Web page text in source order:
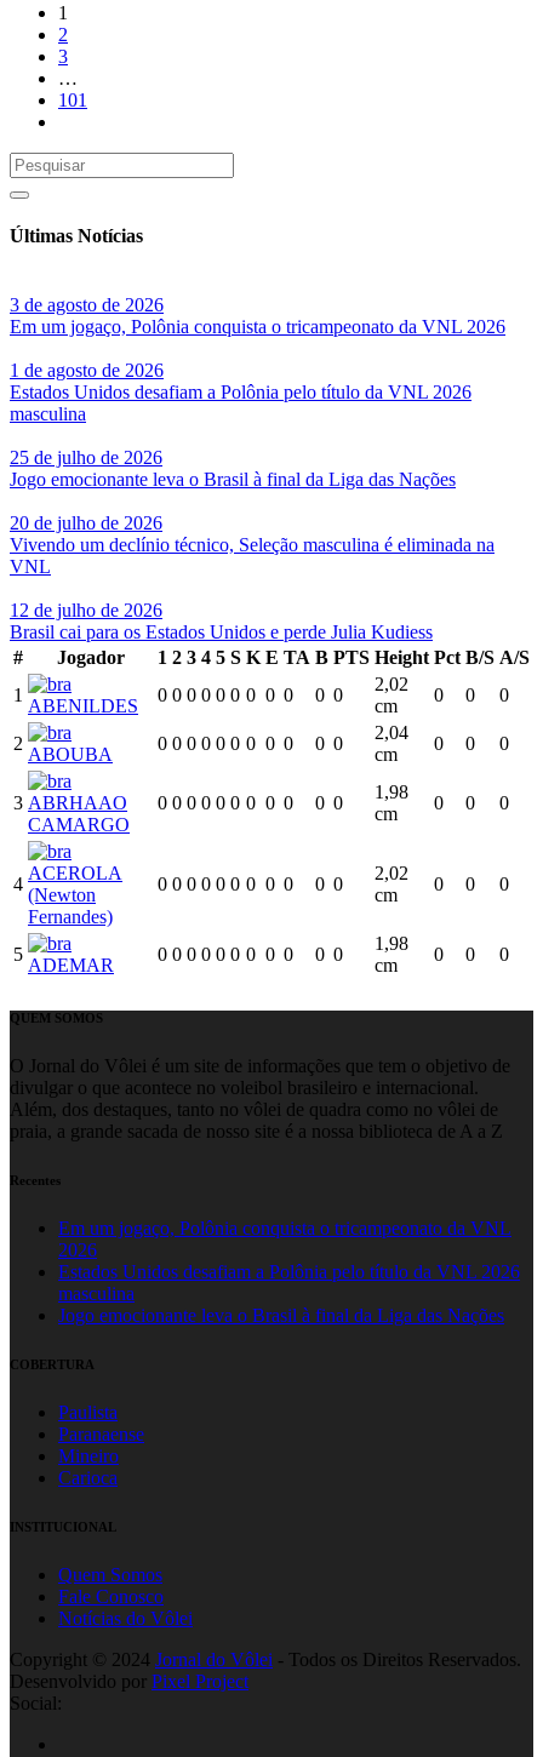
1
2
3
…
101
Últimas Notícias
3 de agosto de 2026
Em um jogaço, Polônia conquista o tricampeonato da VNL 2026
1 de agosto de 2026
Estados Unidos desafiam a Polônia pelo título da VNL 2026
masculina
25 de julho de 2026
Jogo emocionante leva o Brasil à final da Liga das Nações
20 de julho de 2026
Vivendo um declínio técnico, Seleção masculina é eliminada na
VNL
12 de julho de 2026
Brasil cai para os Estados Unidos e perde Julia Kudiess
#
Jogador 1 2 3 4 5 S K E TA B PTS Height Pct B/S A/S
1
ABENILDES
0 0 0 0 0 0 0 0 0 0 0
2,02
cm
0 0 0
2
ABOUBA
0 0 0 0 0 0 0 0 0 0 0
2,04
cm
0 0 0
3 ABRHAAO
CAMARGO
0 0 0 0 0 0 0 0 0 0 0
1,98
cm
0 0 0
4
ACEROLA
(Newton
Fernandes)
0 0 0 0 0 0 0 0 0 0 0
2,02
cm
0 0 0
5
ADEMAR
0 0 0 0 0 0 0 0 0 0 0
1,98
cm
0 0 0
QUEM SOMOS
O Jornal do Vôlei é um site de informações que tem o objetivo de
divulgar o que acontece no voleibol brasileiro e internacional.
Além, dos destaques, tanto no vôlei de quadra como no vôlei de
praia, a grande sacada de nosso site é a nossa biblioteca de A a Z
Recentes
Em um jogaço, Polônia conquista o tricampeonato da VNL
2026
Estados Unidos desafiam a Polônia pelo título da VNL 2026
masculina
Jogo emocionante leva o Brasil à final da Liga das Nações
COBERTURA
Paulista
Paranaense
Mineiro
Carioca
INSTITUCIONAL
Quem Somos
Fale Conosco
Notícias do Vôlei
Copyright © 2024 Jornal do Vôlei - Todos os Direitos Reservados.
Desenvolvido por Pixel Project
Social: